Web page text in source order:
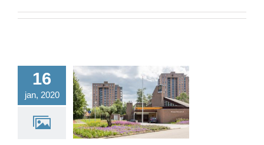
16
jan, 2020
Capelle aan de IJssel,
Nieuwe Westerkerk